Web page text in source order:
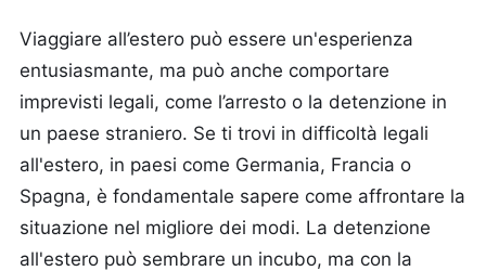
Viaggiare all’estero può essere un'esperienza
entusiasmante, ma può anche comportare
imprevisti legali, come l’arresto o la detenzione in
un paese straniero. Se ti trovi in difficoltà legali
all'estero, in paesi come Germania, Francia o
Spagna, è fondamentale sapere come affrontare la
situazione nel migliore dei modi. La detenzione
all'estero può sembrare un incubo, ma con la